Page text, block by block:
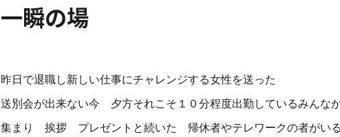
一瞬の場
昨日で退職し新しい仕事にチャレンジする女性を送った
送別会が出来ない今 夕方それこそ１０分程度出勤しているみんな
集まり 挨拶 プレゼントと続いた 帰休者やテレワークの者がい